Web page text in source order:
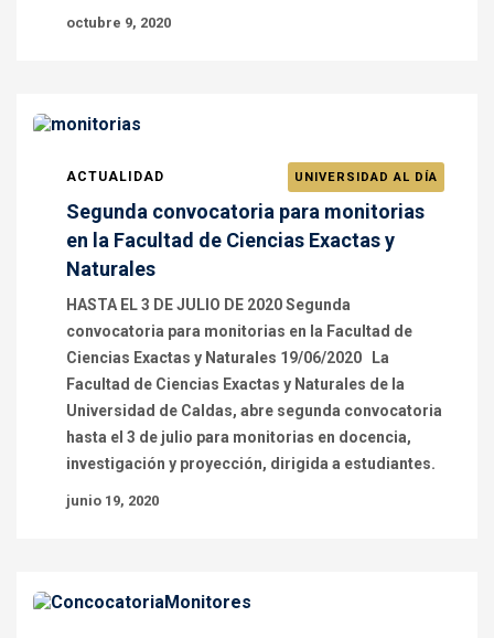
octubre 9, 2020
ACTUALIDAD UNIVERSIDAD AL DÍA
Segunda convocatoria para monitorias
en la Facultad de Ciencias Exactas y
Naturales
HASTA EL 3 DE JULIO DE 2020 Segunda
convocatoria para monitorias en la Facultad de
Ciencias Exactas y Naturales 19/06/2020 La
Facultad de Ciencias Exactas y Naturales de la
Universidad de Caldas, abre segunda convocatoria
hasta el 3 de julio para monitorias en docencia,
investigación y proyección, dirigida a estudiantes.
junio 19, 2020